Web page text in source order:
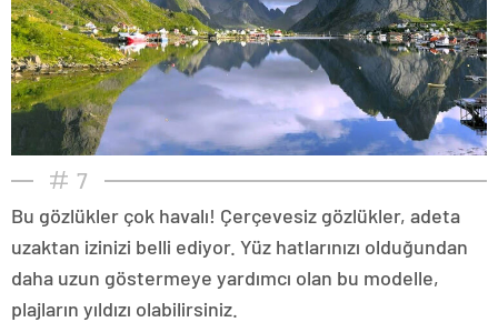
7
Bu gözlükler çok havalı! Çerçevesiz gözlükler, adeta
uzaktan izinizi belli ediyor. Yüz hatlarınızı olduğundan
daha uzun göstermeye yardımcı olan bu modelle,
plajların yıldızı olabilirsiniz.